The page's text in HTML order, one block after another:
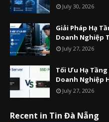
July 30, 2026
Giải Pháp Hạ
Doanh Nghiệp
July 27, 2026
Tối Ưu Hạ Tầng
Doanh Nghiệp
July 27, 2026
Recent in Tin Đà Nẵng